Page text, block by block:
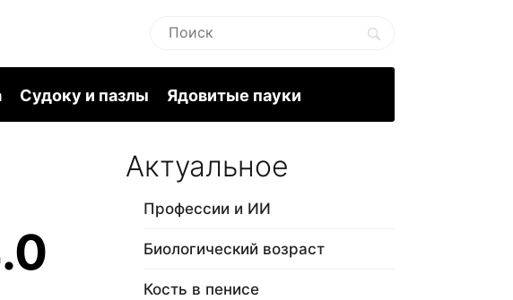
Судоку и пазлы Ядовитые пауки
Актуальное
Профессии и ИИ
Биологический возраст
Кость в пенисе